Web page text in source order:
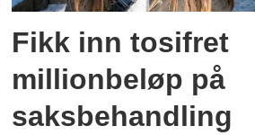
Fikk inn tosifret
millionbeløp på
saksbehandling